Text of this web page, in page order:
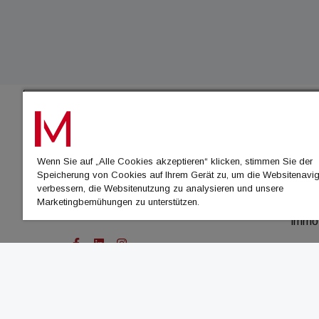
Wenn Sie auf „Alle Cookies akzeptieren“ klicken, stimmen Sie der
Speicherung von Cookies auf Ihrem Gerät zu, um die
verbessern, die Websitenutzung zu analysieren und unsere
Marketingbemühungen zu unterstützen.